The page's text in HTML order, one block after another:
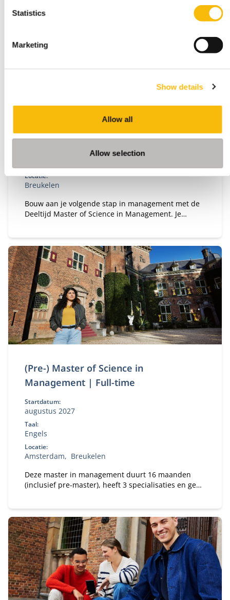
Statistics
Marketing
Show details
Allow all
Allow selection
15 januari 2027
Locatie:
Breukelen
Bouw aan je volgende stap in management met de
Deeltijd Master of Science in Management. Je
strategisch inzicht. Zo ontwikkel je jezelf tot een
leider of ondernemer die richting geeft,
verantwoordelijkheid neemt en oog houdt voor
mens, organisatie en maatschappij.
(Pre-) Master of Science in
Management | Full-time
Startdatum:
augustus 2027
Taal:
Engels
Locatie:
Amsterdam
Breukelen
Deze master in management duurt 16 maanden
(inclusief pre-master), heeft 3 specialisaties en geeft